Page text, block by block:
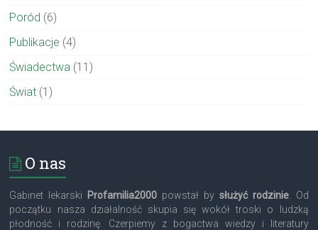
Poród (6)
Publikacje (4)
Świadectwa (11)
Świat (1)
O nas
Gabinet lekarski Profamilia2000 powstał by służyć rodzinie. Od
początku nasza działalność skupia się wokół troski o ludzką
płodność i rodzinę. Czerpiemy z bogactwa wiedzy i literatury